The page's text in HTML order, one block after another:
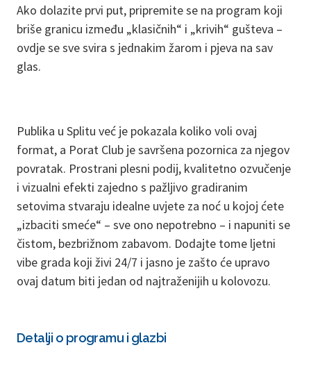
Ako dolazite prvi put, pripremite se na program koji
briše granicu između „klasičnih“ i „krivih“ gušteva –
ovdje se sve svira s jednakim žarom i pjeva na sav
glas.
Publika u Splitu već je pokazala koliko voli ovaj
format, a Porat Club je savršena pozornica za njegov
povratak. Prostrani plesni podij, kvalitetno ozvučenje
i vizualni efekti zajedno s pažljivo gradiranim
setovima stvaraju idealne uvjete za noć u kojoj ćete
„izbaciti smeće“ – sve ono nepotrebno – i napuniti se
čistom, bezbrižnom zabavom. Dodajte tome ljetni
vibe grada koji živi 24/7 i jasno je zašto će upravo
ovaj datum biti jedan od najtraženijih u kolovozu.
Detalji o programu i glazbi